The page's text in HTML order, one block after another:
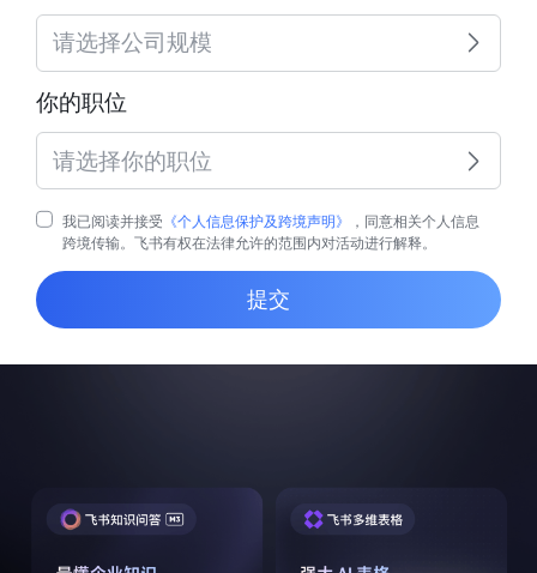
请选择公司规模
你的职位
请选择你的职位
我已阅读并接受 《个人信息保护及跨境声明》
，同意相关个人信息
跨境传输。飞书有权在法律允许的范围内对活动进行解释。
提交